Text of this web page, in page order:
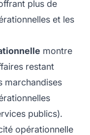
plus de
et les
montre
restant
marchandises
publics).
opérationnelle